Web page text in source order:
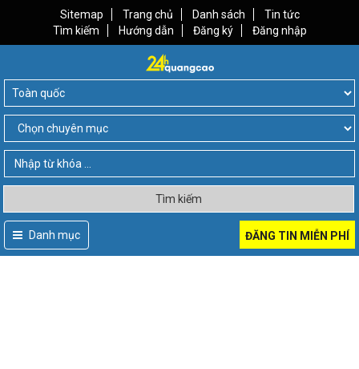
Sitemap Trang chủ Danh sách
Tin tức
Tìm kiếm
Hướng dẫn Đăng ký Đăng nhập
Tìm kiếm
Danh mục ĐĂNG TIN MIỄN PHÍ